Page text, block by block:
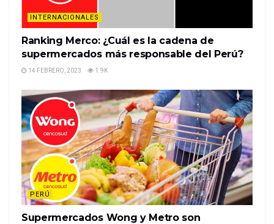
READ MORE
INTERNACIONALES
Ranking Merco: ¿Cuál es la cadena de
supermercados más responsable del Perú?
14 FEBRERO, 2023 1.9K
PERÚ
Supermercados Wong y Metro son